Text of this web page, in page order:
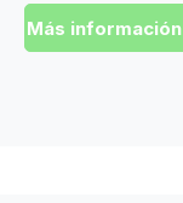
Más información